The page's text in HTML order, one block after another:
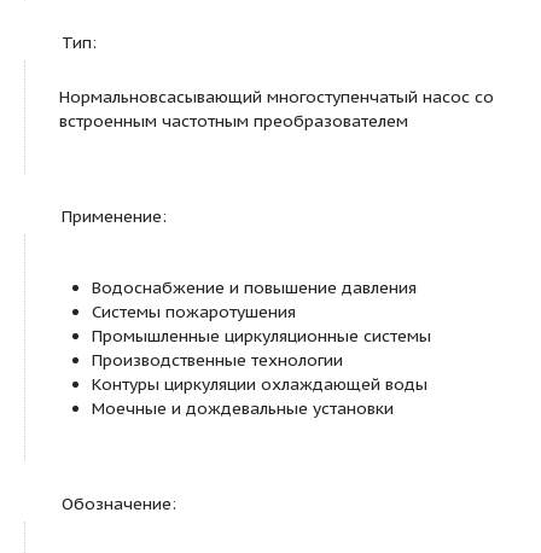
2–10 В
способностью контактов 50 мА.
состояния, красная светодиодная лампа для
ошибок. Простое управление и конфигурация с
красной кнопки с функцией блокировки и
ВКЛ./ВЫКЛ. ИК-связь, разъем для Wilo IF-модуля
BACnet, CAN, PLR, LON для связи с
системой управления зданием (вставной IF-